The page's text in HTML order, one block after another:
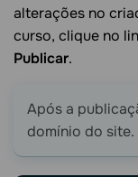
alterações no
curso, clique no
Publicar.
Após a
domínio do site.